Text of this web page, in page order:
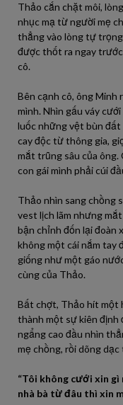
Thảo cắn chặt môi,
nhục mạ từ người mẹ
thẳng vào lòng tự
được thốt ra ngay
cô.
Bên cạnh cô, ông Minh
mình. Nhìn gấu váy
luốc những vệt bùn
cay độc từ thông gia,
mắt trũng sâu của ông.
con gái mình phải cúi
Thảo nhìn sang chồng
vest lịch lãm nhưng
bận chỉnh đốn lại đoàn
không một cái nắm tay
giống như một gáo
cùng của Thảo.
Bất chợt, Thảo hít một
thành một sự kiên định
ngẩng cao đầu nhìn
mẹ chồng, rồi dõng
“Tôi không cưới xin
nhà bà từ đâu thì xin